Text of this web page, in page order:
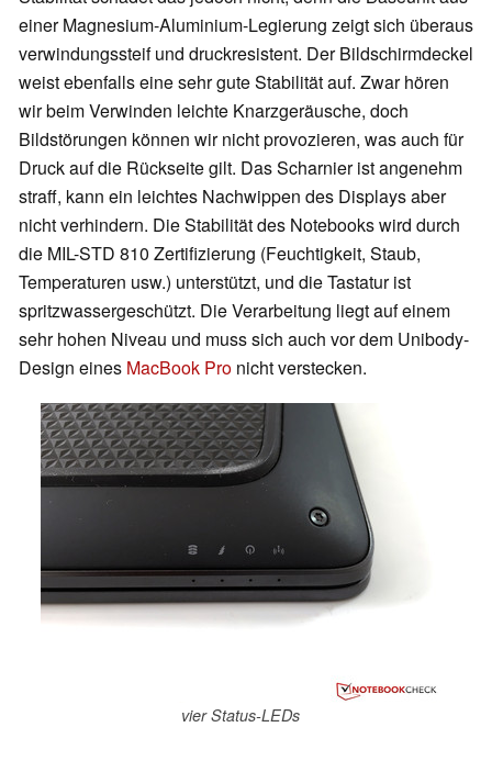
einer Magnesium-Aluminium-Legierung zeigt sich überaus
verwindungssteif und druckresistent. Der Bildschirmdeckel
weist ebenfalls eine sehr gute Stabilität auf. Zwar hören
wir beim Verwinden leichte Knarzgeräusche, doch
Bildstörungen können wir nicht provozieren, was auch für
Druck auf die Rückseite gilt. Das Scharnier ist angenehm
straff, kann ein leichtes Nachwippen des Displays aber
nicht verhindern. Die Stabilität des Notebooks wird durch
die MIL-STD 810 Zertifizierung (Feuchtigkeit, Staub,
Temperaturen usw.) unterstützt, und die Tastatur ist
spritzwassergeschützt. Die Verarbeitung liegt auf einem
sehr hohen Niveau und muss sich auch vor dem Unibody-
Design eines MacBook Pro nicht verstecken.
vier Status-LEDs